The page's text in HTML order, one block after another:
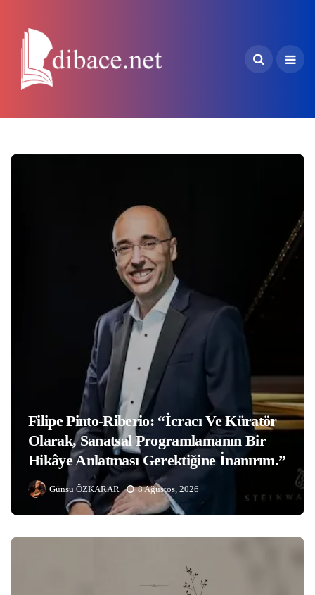
Filipe Pinto-Riberio: “İcracı Ve Küratör
Olarak, Sanatsal Programlamanın Bir
Hikâye Anlatması Gerektiğine İnanırım.”
Günsu ÖZKARAR 8 Ağustos, 2026